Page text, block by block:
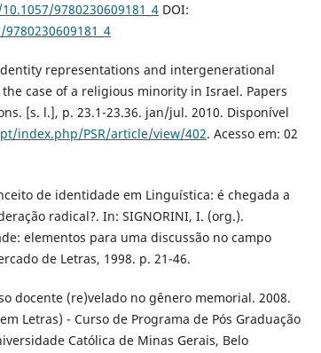
9780230609181_4 DOI:
Identity representations and intergenerational
case of a religious minority in Israel. Papers
[s. l.], p. 23.1-23.36. jan/jul. 2010. Disponível
index.php/PSR/article/view/402. Acesso em: 02
de identidade em Linguística: é chegada a
radical?. In: SIGNORINI, I. (org.).
elementos para uma discussão no campo
de Letras, 1998. p. 21-46.
docente (re)velado no gênero memorial. 2008.
Letras) - Curso de Programa de Pós Graduação
Católica de Minas Gerais, Belo